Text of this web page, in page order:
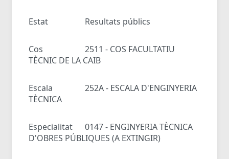
Estat Resultats públics
Cos
2511 - COS FACULTATIU
TÈCNIC DE LA CAIB
Escala
252A - ESCALA D'ENGINYERIA
TÈCNICA
Especialitat
0147 - ENGINYERIA TÈCNICA
D'OBRES PÚBLIQUES (A EXTINGIR)